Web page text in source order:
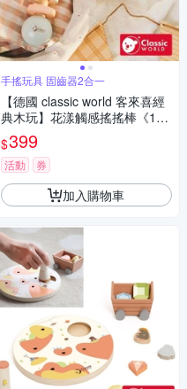
手搖玩具 固齒器2合一
【德國 classic world 客來喜經
典木玩】花漾觸感搖搖棒《100
37》
$399
活動 券
加入購物車